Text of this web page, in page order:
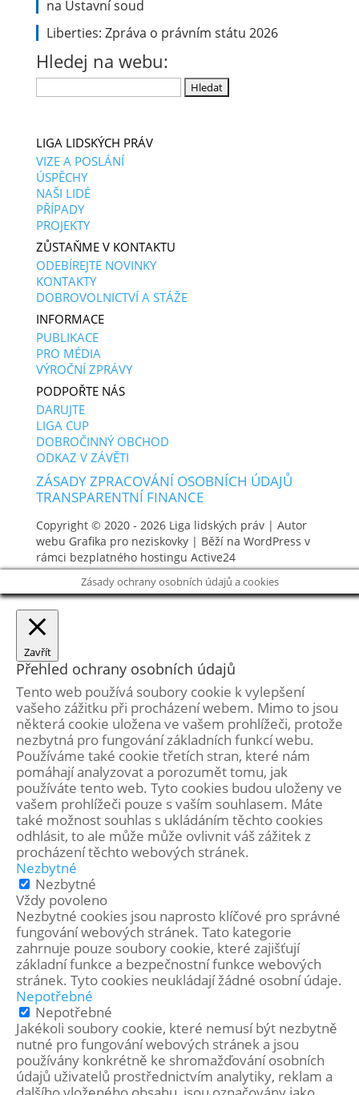
na Ústavní soud
Liberties: Zpráva o právním státu 2026
Hledej na webu:
Vyhledávání
LIGA LIDSKÝCH PRÁV
VIZE A POSLÁNÍ
ÚSPĚCHY
NAŠI LIDÉ
PŘÍPADY
PROJEKTY
ZŮSTAŇME V KONTAKTU
ODEBÍREJTE NOVINKY
KONTAKTY
DOBROVOLNICTVÍ A STÁŽE
INFORMACE
PUBLIKACE
PRO MÉDIA
VÝROČNÍ ZPRÁVY
PODPOŘTE NÁS
DARUJTE
LIGA CUP
DOBROČINNÝ OBCHOD
ODKAZ V ZÁVĚTI
ZÁSADY ZPRACOVÁNÍ OSOBNÍCH ÚDAJŮ
TRANSPARENTNÍ FINANCE
Copyright © 2020 - 2026 Liga lidských práv| Autor
webu Grafika pro neziskovky| Běží na WordPress v
rámci bezplatného hostingu Active24
Zásady ochrany osobních údajů a cookies
Zavřít
Přehled ochrany osobních údajů
Tento web používá soubory cookie k vylepšení
vašeho zážitku při procházení webem. Mimo to jsou
některá cookie uložena ve vašem prohlížeči, protože
nezbytná pro fungování základních funkcí webu.
Používáme také cookie třetích stran, které nám
pomáhají analyzovat a porozumět tomu, jak
používáte tento web. Tyto cookies budou uloženy ve
vašem prohlížeči pouze s vaším souhlasem. Máte
také možnost souhlas s ukládáním těchto cookies
odhlásit, to ale může může ovlivnit váš zážitek z
procházení těchto webových stránek.
Nezbytné
Nezbytné
Vždy povoleno
Nezbytné cookies jsou naprosto klíčové pro správné
fungování webových stránek. Tato kategorie
zahrnuje pouze soubory cookie, které zajišťují
základní funkce a bezpečnostní funkce webových
stránek. Tyto cookies neukládají žádné osobní údaje.
Nepotřebné
Nepotřebné
Jakékoli soubory cookie, které nemusí být nezbytně
nutné pro fungování webových stránek a jsou
používány konkrétně ke shromažďování osobních
údajů uživatelů prostřednictvím analytiky, reklam a